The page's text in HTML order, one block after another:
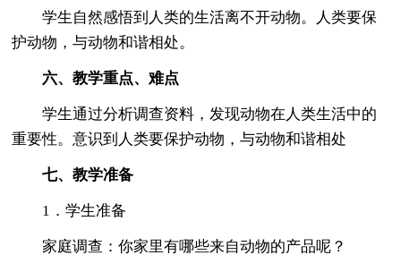
学生自然感悟到人类的生活离不开动物。人类要保
护动物，与动物和谐相处。
六、教学重点、难点
学生通过分析调查资料，发现动物在人类生活中的
重要性。意识到人类要保护动物，与动物和谐相处
七、教学准备
1．学生准备
家庭调查：你家里有哪些来自动物的产品呢？